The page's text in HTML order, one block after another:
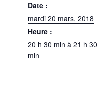
Date :
mardi 20 mars, 2018
Heure :
20 h 30 min à 21 h 30
min